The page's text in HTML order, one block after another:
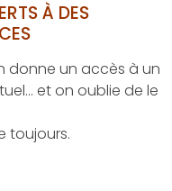
À DES
donne un accès à un
et on oublie de le
toujours.